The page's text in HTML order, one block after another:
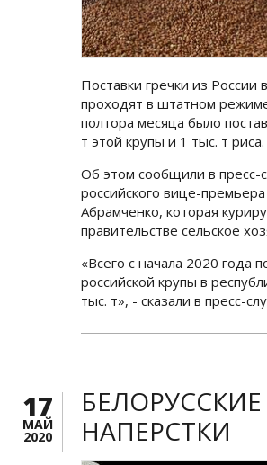
Поставки гречки из России
проходят в штатном
полтора месяца было
т этой крупы и 1 тыс. т риса.
Об этом сообщили в пресс-
российского вице-
Абрамченко, которая
правительстве сельское
«Всего с начала 2020 года
российской крупы в
тыс. т», - сказали в пресс-
17
МАЙ
2020
БЕЛОРУССКИЕ
НАПЕРСТКИ